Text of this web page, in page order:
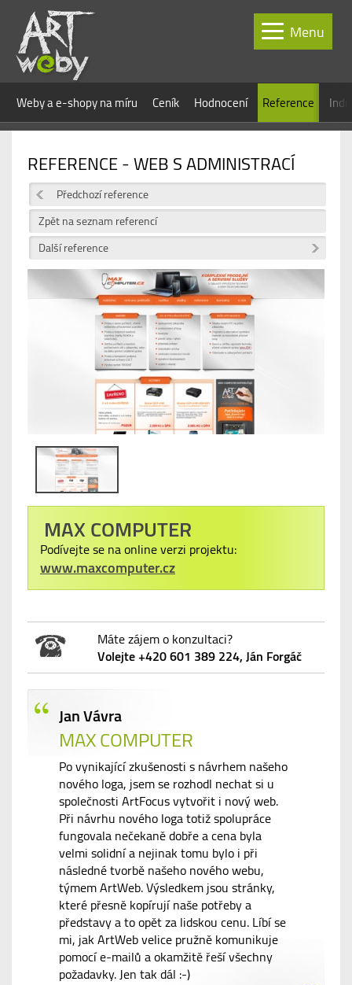
Menu
Weby a e-shopy na míru Ceník Hodnocení Reference
REFERENCE - WEB S ADMINISTRACÍ
Předchozí reference
Zpět na seznam referencí
Další reference
MAX COMPUTER
Podívejte se na online verzi projektu:
www.maxcomputer.cz
Máte zájem o konzultaci?
Volejte +420 601 389 224, Ján Forgáč
Jan Vávra
MAX COMPUTER
Po vynikající zkušenosti s návrhem našeho
nového loga, jsem se rozhodl nechat si u
společnosti ArtFocus vytvořit i nový web.
Při návrhu nového loga totiž spolupráce
fungovala nečekaně dobře a cena byla
velmi solidní a nejinak tomu bylo i při
následné tvorbě našeho nového webu,
týmem ArtWeb. Výsledkem jsou stránky,
které přesně kopírují naše potřeby a
představy a to opět za lidskou cenu. Líbí se
mi, jak ArtWeb velice pružně komunikuje
pomocí e-mailů a okamžitě řeší všechny
požadavky. Jen tak dál :-)